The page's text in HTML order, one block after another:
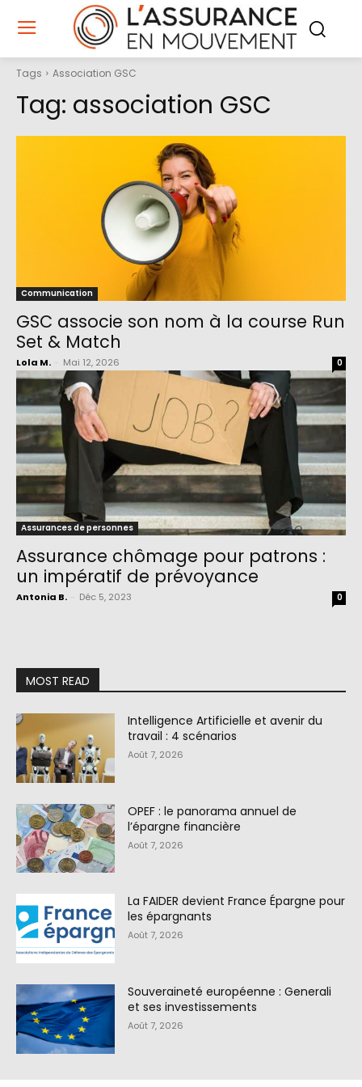
Tags Association GSC
Tag: association GSC
Communication
GSC associe son nom à la course Run
Set & Match
Lola M. Mai 12, 2026 0
Assurances de personnes
Assurance chômage pour patrons :
un impératif de prévoyance
Antonia B. Déc 5, 2023 0
MOST READ
Intelligence Artificielle et avenir du
travail : 4 scénarios
Août 7, 2026
OPEF : le panorama annuel de
l’épargne financière
Août 7, 2026
La FAIDER devient France Épargne pour
les épargnants
Août 7, 2026
Souveraineté européenne : Generali
et ses investissements
Août 7, 2026